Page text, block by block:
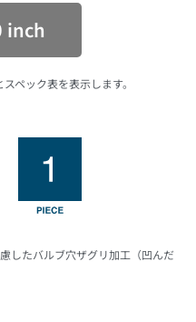
inch
ペック表を表示します。
したバルブ穴ザグリ加工（凹んだ